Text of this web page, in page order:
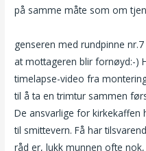
på samme måte som om
genseren med rundpinne
at mottageren blir fornøyd:-)
timelapse-video fra
til å ta en trimtur sammen
De ansvarlige for kirkekaffen
til smittevern. Få har
råd er, lukk munnen ofte